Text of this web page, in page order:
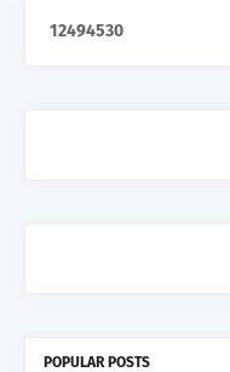
12494530
POPULAR POSTS